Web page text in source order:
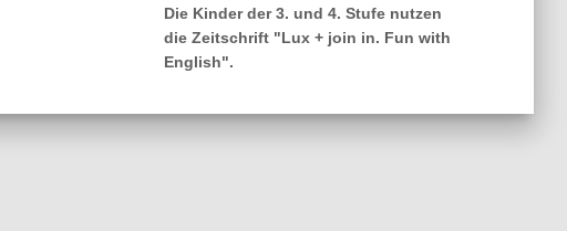
Die Kinder der 3. und 4. Stufe nutzen
die Zeitschrift "Lux + join in. Fun with
English".